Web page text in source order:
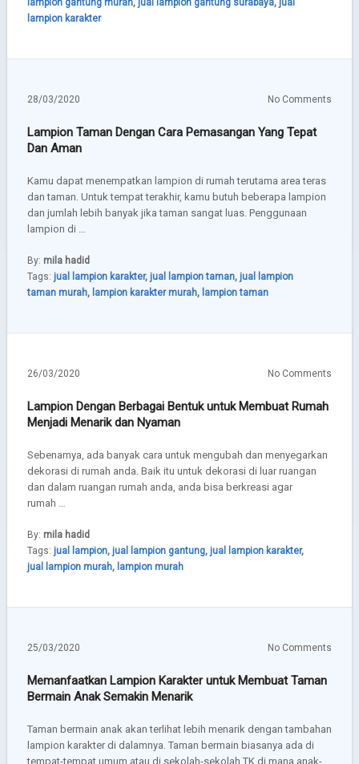
lampion gantung murah, jual lampion gantung surabaya, jual
lampion karakter
28/03/2020 No Comments
Lampion Taman Dengan Cara Pemasangan Yang Tepat
Dan Aman
Kamu dapat menempatkan lampion di rumah terutama area teras
dan taman. Untuk tempat terakhir, kamu butuh beberapa lampion
dan jumlah lebih banyak jika taman sangat luas. Penggunaan
lampion di …
By: mila hadid
Tags: jual lampion karakter, jual lampion taman, jual lampion
taman murah, lampion karakter murah, lampion taman
26/03/2020 No Comments
Lampion Dengan Berbagai Bentuk untuk Membuat Rumah
Menjadi Menarik dan Nyaman
Sebenarnya, ada banyak cara untuk mengubah dan menyegarkan
dekorasi di rumah anda. Baik itu untuk dekorasi di luar ruangan
dan dalam ruangan rumah anda, anda bisa berkreasi agar
rumah …
By: mila hadid
Tags: jual lampion, jual lampion gantung, jual lampion karakter,
jual lampion murah, lampion murah
25/03/2020 No Comments
Memanfaatkan Lampion Karakter untuk Membuat Taman
Bermain Anak Semakin Menarik
Taman bermain anak akan terlihat lebih menarik dengan tambahan
lampion karakter di dalamnya. Taman bermain biasanya ada di
tempat-tempat umum atau di sekolah-sekolah TK di mana anak-